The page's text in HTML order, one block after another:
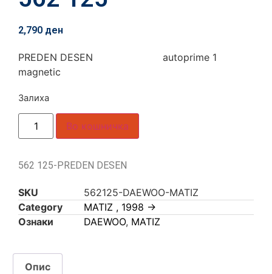
2,790 ден
PREDEN DESEN autoprime 1
magnetic
Залиха
Во кошничка
562 125-PREDEN DESEN
SKU
562125-DAEWOO-MATIZ
Category
MATIZ , 1998 ->
Ознаки
DAEWOO, MATIZ
Опис